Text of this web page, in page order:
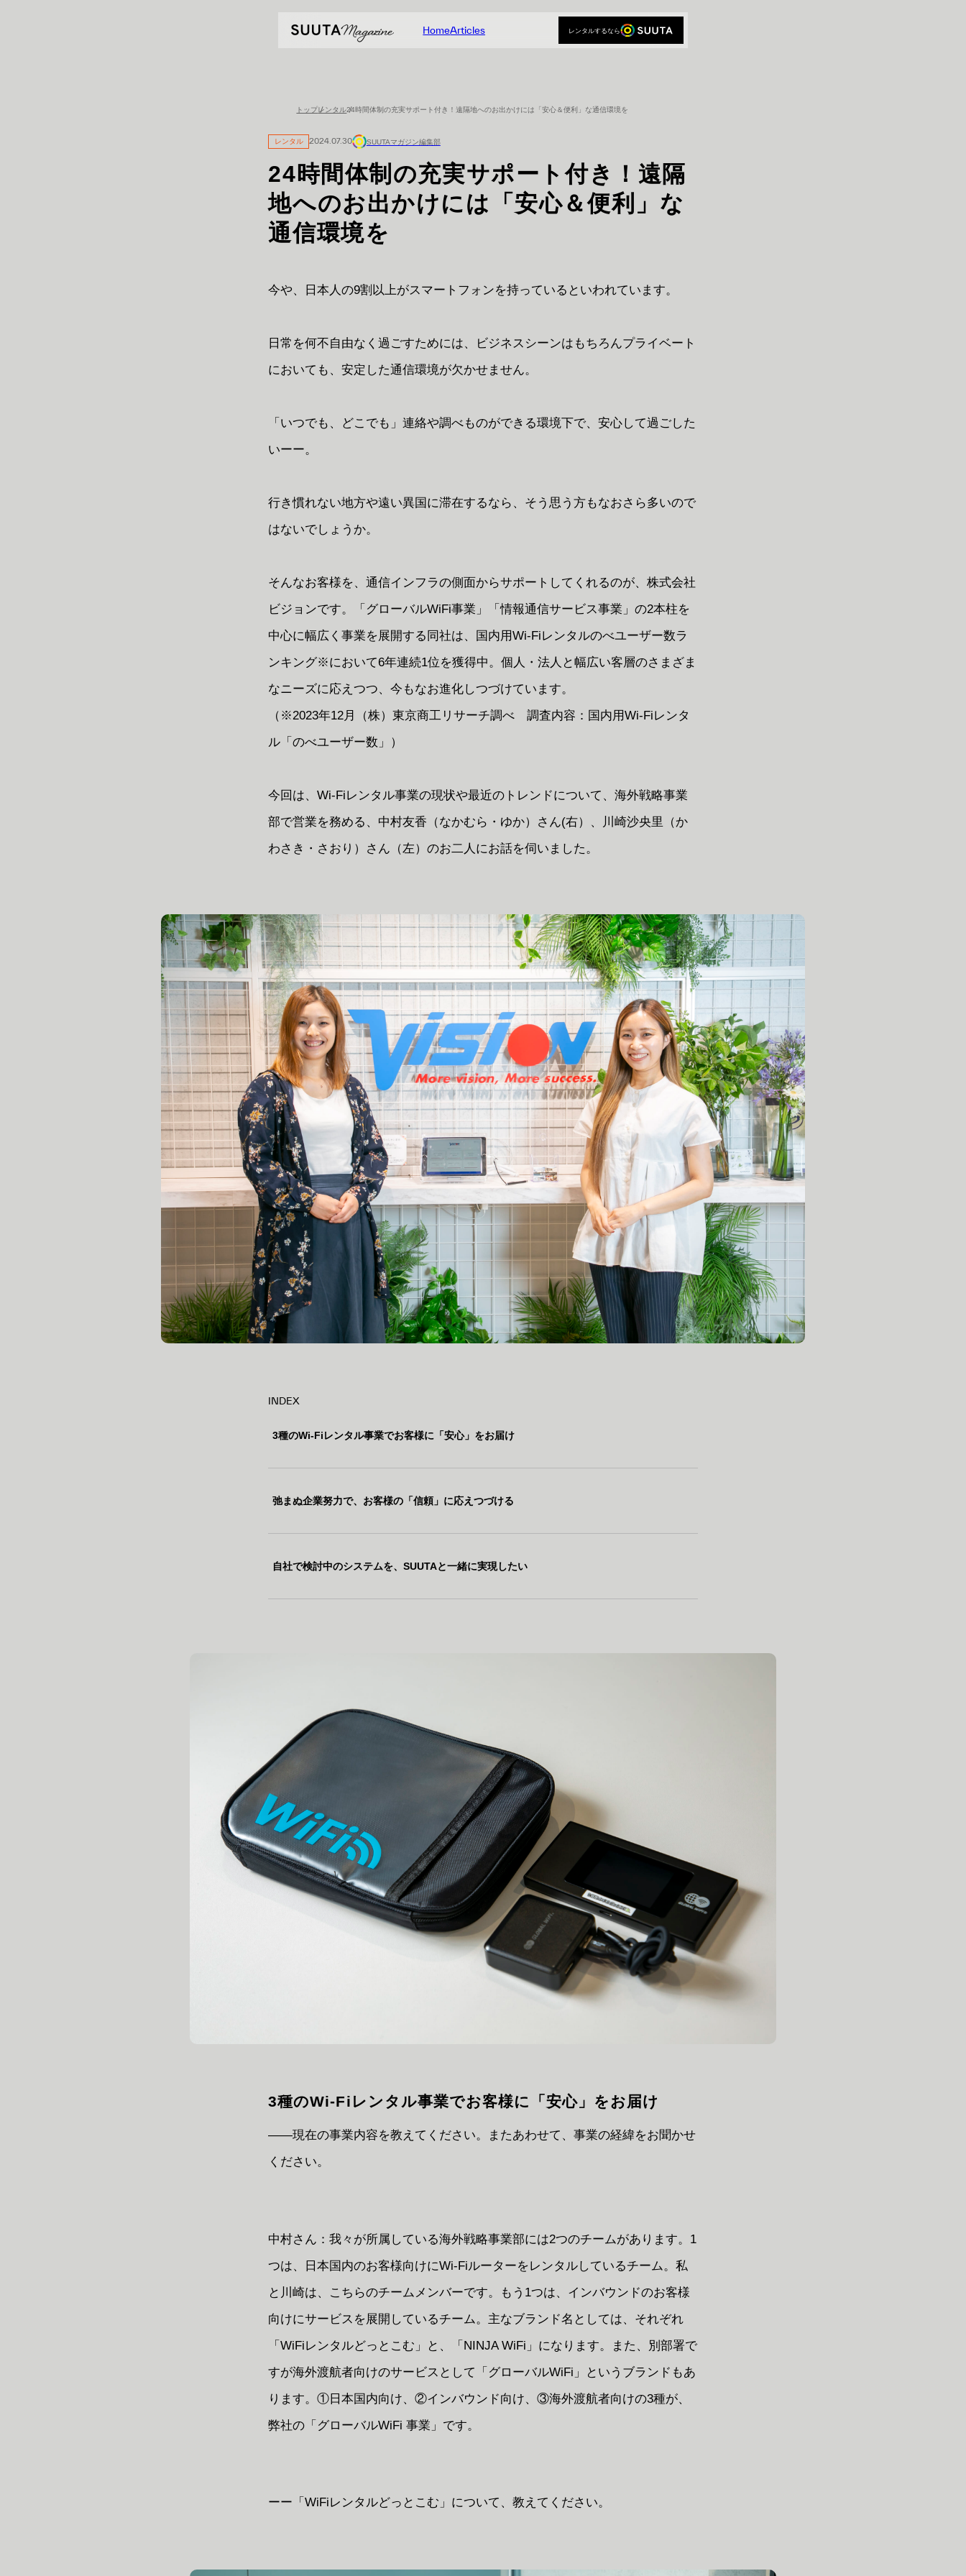
HomeArticles
レンタルするなら
トップレンタル24時間体制の充実サポート付き！遠隔地へのお出かけには「安心＆便利」な通信環境を
レンタル 2024.07.30 SUUTAマガジン編集部
24時間体制の充実サポート付き！遠隔
地へのお出かけには「安心＆便利」な
通信環境を
今や、日本人の9割以上がスマートフォンを持っているといわれています。
日常を何不自由なく過ごすためには、ビジネスシーンはもちろんプライベート
においても、安定した通信環境が欠かせません。
「いつでも、どこでも」連絡や調べものができる環境下で、安心して過ごした
いーー。
行き慣れない地方や遠い異国に滞在するなら、そう思う方もなおさら多いので
はないでしょうか。
そんなお客様を、通信インフラの側面からサポートしてくれるのが、株式会社
ビジョンです。「グローバルWiFi事業」「情報通信サービス事業」の2本柱を
中心に幅広く事業を展開する同社は、国内用Wi-Fiレンタルのべユーザー数ラ
ンキング※において6年連続1位を獲得中。個人・法人と幅広い客層のさまざま
なニーズに応えつつ、今もなお進化しつづけています。
（※2023年12月（株）東京商工リサーチ調べ 調査内容：国内用Wi-Fiレンタ
ル「のべユーザー数」）
今回は、Wi-Fiレンタル事業の現状や最近のトレンドについて、海外戦略事業
部で営業を務める、中村友香（なかむら・ゆか）さん(右）、川崎沙央里（か
わさき・さおり）さん（左）のお二人にお話を伺いました。
INDEX
3種のWi-Fiレンタル事業でお客様に「安心」をお届け
弛まぬ企業努力で、お客様の「信頼」に応えつづける
自社で検討中のシステムを、SUUTAと一緒に実現したい
3種のWi-Fiレンタル事業でお客様に「安心」をお届け
――現在の事業内容を教えてください。またあわせて、事業の経緯をお聞かせ
ください。
中村さん：我々が所属している海外戦略事業部には2つのチームがあります。1
つは、日本国内のお客様向けにWi-Fiルーターをレンタルしているチーム。私
と川崎は、こちらのチームメンバーです。もう1つは、インバウンドのお客様
向けにサービスを展開しているチーム。主なブランド名としては、それぞれ
「WiFiレンタルどっとこむ」と、「NINJA WiFi」になります。また、別部署で
すが海外渡航者向けのサービスとして「グローバルWiFi」というブランドもあ
ります。①日本国内向け、②インバウンド向け、③海外渡航者向けの3種が、
弊社の「グローバルWiFi 事業」です。
ーー「WiFiレンタルどっとこむ」について、教えてください。